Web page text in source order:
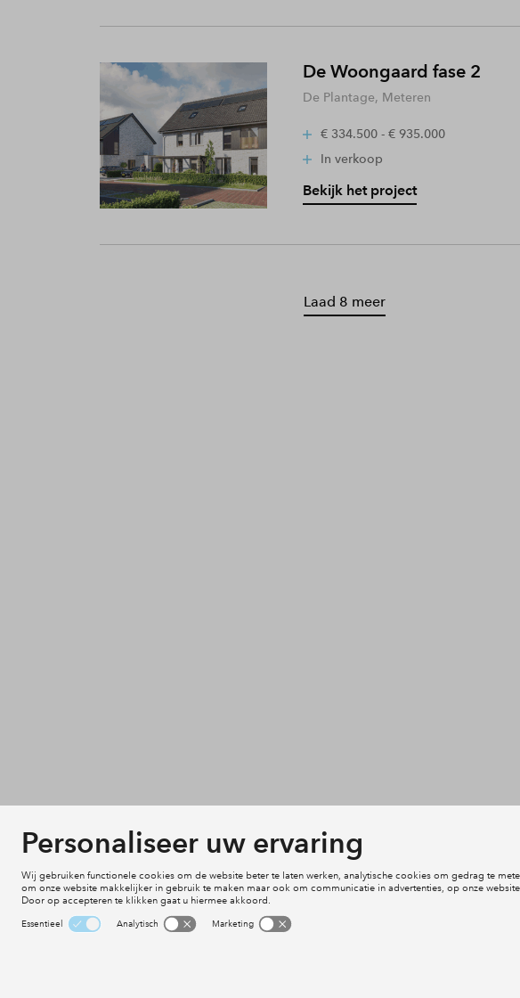
De Woongaard fase 2
De Plantage, Meteren
€ 334.500 - € 935.000
In verkoop
Bekijk het project
Laad 8 meer